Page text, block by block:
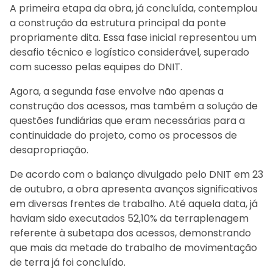
A primeira etapa da obra, já concluída, contemplou
a construção da estrutura principal da ponte
propriamente dita. Essa fase inicial representou um
desafio técnico e logístico considerável, superado
com sucesso pelas equipes do DNIT.
Agora, a segunda fase envolve não apenas a
construção dos acessos, mas também a solução de
questões fundiárias que eram necessárias para a
continuidade do projeto, como os processos de
desapropriação.
De acordo com o balanço divulgado pelo DNIT em 23
de outubro, a obra apresenta avanços significativos
em diversas frentes de trabalho. Até aquela data, já
haviam sido executados 52,10% da terraplenagem
referente à subetapa dos acessos, demonstrando
que mais da metade do trabalho de movimentação
de terra já foi concluído.